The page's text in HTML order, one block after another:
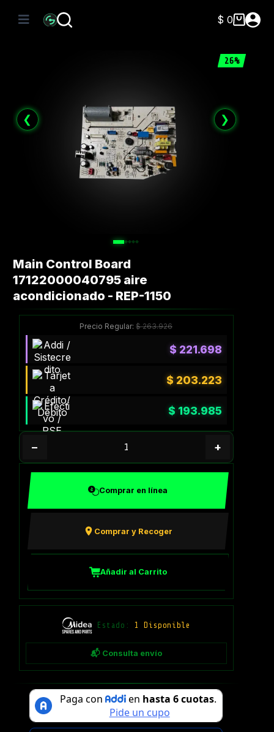
Carro
$ 0
26%
❮ ❯
Main Control Board
17122000040795 aire
acondicionado - REP-1150
Precio Regular:$263.926
$ 221.698
$ 203.223
$ 193.985
− +
Comprar en línea
Comprar y Recoger
Añadir al Carrito
Estado: 1 Disponible
📬 Consulta envío